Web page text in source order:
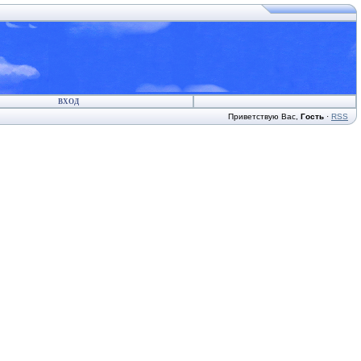
ВХОД
Приветствую Вас Гость · RSS